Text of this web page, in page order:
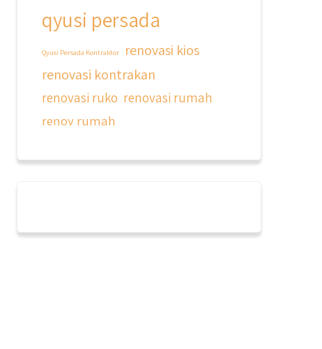
qyusi persada
Qyusi Persada Kontraktor
renovasi kios
renovasi kontrakan
renovasi ruko renovasi rumah
renov rumah